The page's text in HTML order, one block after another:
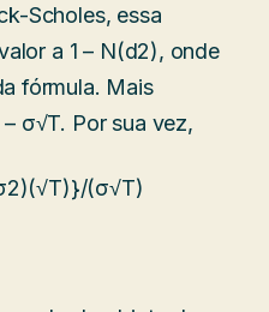
Scholes, essa
a 1 – N(d2), onde
fórmula. Mais
σ√T. Por sua vez,
(σ√T)